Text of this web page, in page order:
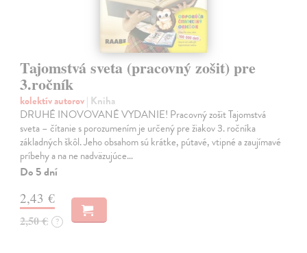
Tajomstvá sveta (pracovný zošit) pre
3.ročník
kolektív autorov| Kniha
DRUHÉ INOVOVANÉ VYDANIE! Pracovný zošit Tajomstvá
sveta – čítanie s porozumením je určený pre žiakov 3. ročníka
základných škôl. Jeho obsahom sú krátke, pútavé, vtipné a zaujímavé
príbehy a na ne nadväzujúce…
Do 5 dní
2,43 €
2,50 € ?